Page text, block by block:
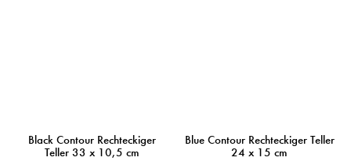
Black Contour Rechteckiger
Teller 33 x 10,5 cm
Blue Contour Rechteckiger Teller
24 x 15 cm